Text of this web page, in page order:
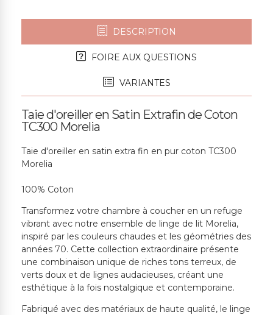
DESCRIPTION
FOIRE AUX QUESTIONS
VARIANTES
Taie d'oreiller en Satin Extrafin de Coton
TC300 Morelia
Taie d'oreiller en satin extra fin en pur coton TC300
Morelia
100% Coton
Transformez votre chambre à coucher en un refuge
vibrant avec notre ensemble de linge de lit Morelia,
inspiré par les couleurs chaudes et les géométries des
années 70. Cette collection extraordinaire présente
une combinaison unique de riches tons terreux, de
verts doux et de lignes audacieuses, créant une
esthétique à la fois nostalgique et contemporaine.
Fabriqué avec des matériaux de haute qualité, le linge